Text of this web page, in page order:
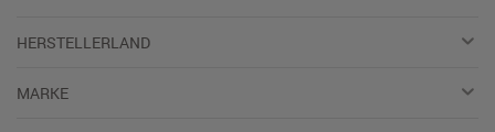
HERSTELLERLAND
MARKE